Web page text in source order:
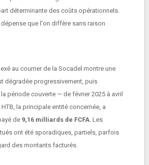
déterminante des coûts opérationnels.
dépense que l'on diffère sans raison
au courrier de la Socadel montre une
dégradée progressivement, puis
période couverte — de février 2025 à avril
la principale entité concernée, a
de 9,16 milliards de FCFA. Les
ont été sporadiques, partiels, parfois
des montants facturés.